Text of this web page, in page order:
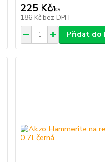
225 Kč/ks
186 Kč bez DPH
Přidat do